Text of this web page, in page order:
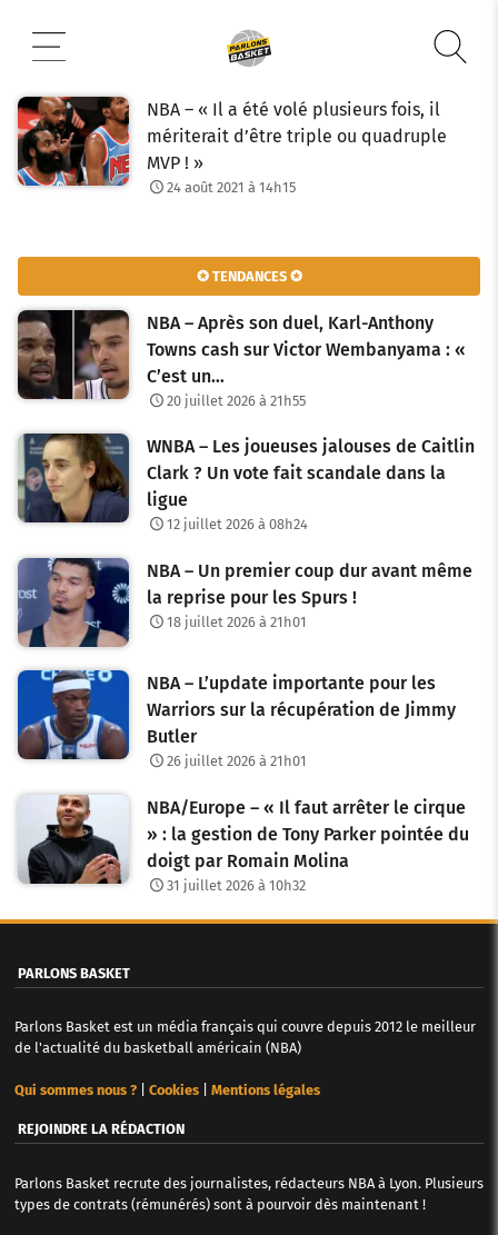
contenu
NBA – « Il a été volé plusieurs fois, il
mériterait d’être triple ou quadruple
MVP ! »
24 août 2021 à 14h15
✪ TENDANCES ✪
NBA – Après son duel, Karl-Anthony
Towns cash sur Victor Wembanyama : «
C’est un…
20 juillet 2026 à 21h55
WNBA – Les joueuses jalouses de Caitlin
Clark ? Un vote fait scandale dans la
ligue
12 juillet 2026 à 08h24
NBA – Un premier coup dur avant même
la reprise pour les Spurs !
18 juillet 2026 à 21h01
NBA – L’update importante pour les
Warriors sur la récupération de Jimmy
Butler
26 juillet 2026 à 21h01
NBA/Europe – « Il faut arrêter le cirque
» : la gestion de Tony Parker pointée du
doigt par Romain Molina
31 juillet 2026 à 10h32
PARLONS BASKET
Parlons Basket est un média français qui couvre depuis 2012 le meilleur
de l'actualité du basketball américain (NBA)
Qui sommes nous ?| Cookies| Mentions légales
REJOINDRE LA RÉDACTION
Parlons Basket recrute des journalistes, rédacteurs NBA à Lyon. Plusieurs
types de contrats (rémunérés) sont à pourvoir dès maintenant !